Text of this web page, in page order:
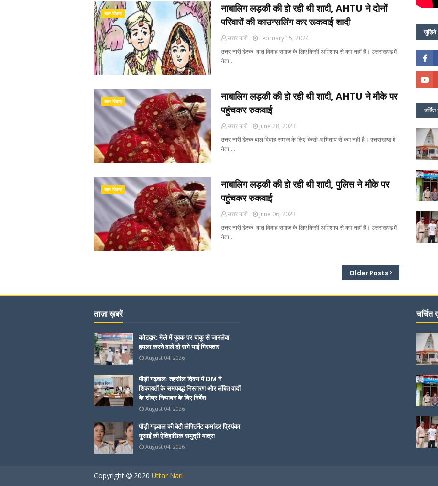
बाल विवाह
नाबालिग लड़की की हो रही थी शादी, AHTU ने दोनों
परिवारों की काउन्सलिंग कर रूकवाई शादी
उत्तर नारी
February 15, 2024
उत्तर नारी डेस्क बाल विवाह समाज के लिए किसी अभिशाप से कम नहीं है। उत्तराखण्ड में
नेता…
बाल विवाह
नाबालिग लड़की की हो रही थी शादी, AHTU ने मौके पर
पहुंचकर रुकवाई
उत्तर नारी
June 28, 2023
उत्तर नारी डेस्क बाल विवाह समाज के लिए किसी अभिशाप से कम नहीं है। उत्तराखण्ड में
नेता …
बाल विवाह
नाबालिग लड़की की हो रही थी शादी, पुलिस ने मौके पर
पहुंचकर रुकवाई
उत्तर नारी
June 06, 2023
उत्तर नारी डेस्क बाल विवाह समाज के लिए किसी अभिशाप से कम नहीं है। उत्तराखण्ड में
नेता…
Older Posts
जुड़िये
ताज़ा ख़बरें
कोटद्वार: मेले में युवक पर चाकू से जानलेवा
हमला करने वाले दो सगे भाई गिरफ्तार
August 04, 2026
पौड़ी गढ़वाल: तहसील दिवस में DM ने
शिकायतों के समयबद्ध निस्तारण और लंबित वादों
के शीघ्र निष्पादन के दिए निर्देश
August 04, 2026
पौड़ी गढ़वाल की बेटी लेफ्टिनेंट कमांडर प्रियंका
गुसाईं की ऐतिहासिक समुद्री यात्रा
August 04, 2026
चर्चित
Copyright 2020 Uttar Nari